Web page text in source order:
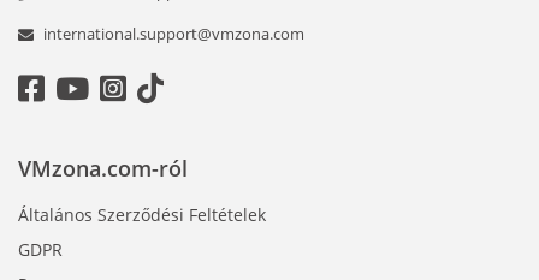
international.support@vmzona.com
VMzona.com-ról
Általános Szerződési Feltételek
GDPR